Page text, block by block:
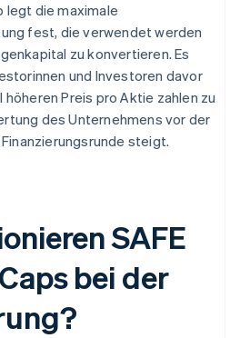
legt die maximale
fest, die verwendet werden
zu konvertieren. Es
und Investoren davor
höheren Preis pro Aktie zahlen zu
des Unternehmens vor der
steigt.
SAFE
bei der